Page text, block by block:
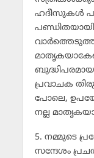
ഹദീസുകള്‍
പ്രവാചക
പോലെ,
നല്ല
5. നമ്മുടെ
സന്ദേശം